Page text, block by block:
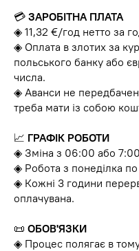
💳 ЗАРОБІТНА ПЛАТА
◈ 11,32 €/год нетто за
◈ Оплата в злотих за
польського банку або
числа.
◈ Аванси не
треба мати із собою
📈 ГРАФІК РОБОТИ
◈ Зміна з 06:00 або
◈ Робота з понеділка по
◈ Кожні 3 години
оплачувана.
📜 ОБОВ'ЯЗКИ
◈ Процес полягає в